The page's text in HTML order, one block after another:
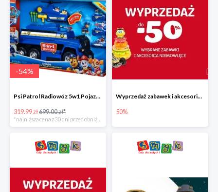
-54%
Psi Patrol Radiowóz 5w1 Pojazd ratunkowy z figurką Chase'a
319.99 zł699.00 zł*
Wyprzedaż zabawek i akcesoriów niemowlęcych w Smyku do -50%
50%